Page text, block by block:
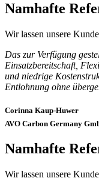
Namhafte
Wir lassen unsere
Das zur Verfügung
Einsatzbereitschaft,
und niedrige
Entlohnung ohne
Corinna Kaup-Huwer
AVO Carbon Germany
Namhafte
Wir lassen unsere